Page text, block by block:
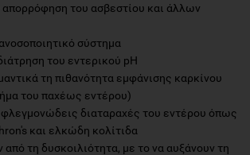
του ασβεστίου και άλλων
σύστημα
του εντερικού pH
τη πιθανότητα εμφάνισης καρκίνου
του παχέως εντέρου)
διαταραχές του εντέρου όπως
και ελκώδη κολίτιδα
από τη δυσκοιλιότητα, με το να αυξάνουν τη